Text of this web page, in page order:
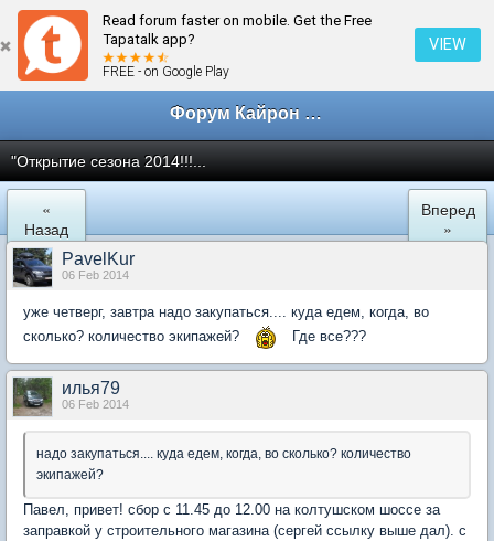
Read forum faster on mobile. Get the Free
Tapatalk app?
FREE - on Google Play
VIEW
← Кайрон клан Санкт-Петербург
Форум Кайрон клана
"Открытие сезона 2014!!!...
«
Назад
Вперед
»
PavelKur
06 Feb 2014
уже четверг, завтра надо закупаться.... куда едем, когда, во
сколько? количество экипажей?
Где все???
илья79
06 Feb 2014
надо закупаться.... куда едем, когда, во сколько? количество
экипажей?
Павел, привет! сбор с 11.45 до 12.00 на колтушском шоссе за
заправкой у строительного магазина (сергей ссылку выше дал). с